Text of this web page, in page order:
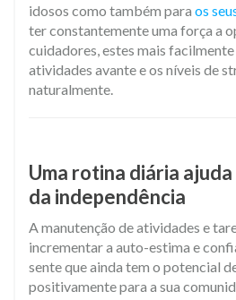
idosos como também para os
ter constantemente uma força a
cuidadores, estes mais
atividades avante e os níveis de
naturalmente.
Uma rotina diária
da independência
A manutenção de atividades e
incrementar a auto-estima e
sente que ainda tem o potencial
positivamente para a sua